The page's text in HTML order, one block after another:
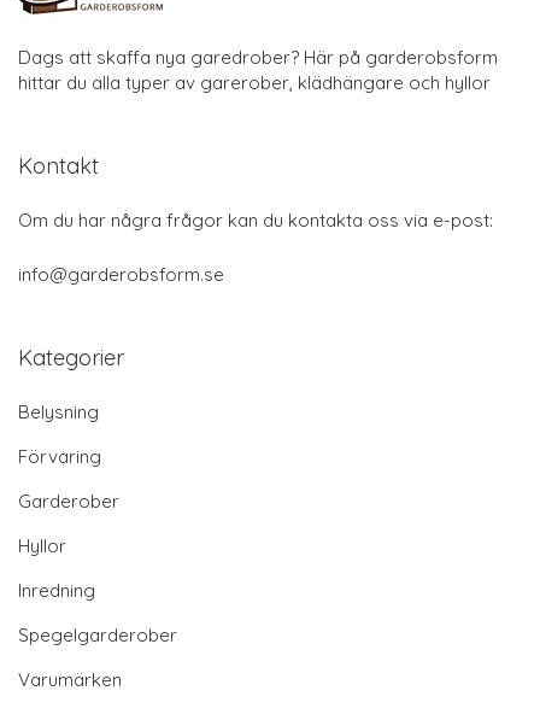
Dags att skaffa nya garedrober? Här på garderobsform
hittar du alla typer av garerober, klädhängare och hyllor
Kontakt
Om du har några frågor kan du kontakta oss via e-post:
info@garderobsform.se
Kategorier
Belysning
Förvaring
Garderober
Hyllor
Inredning
Spegelgarderober
Varumärken